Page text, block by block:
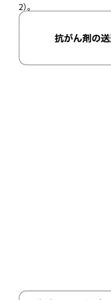
2）。